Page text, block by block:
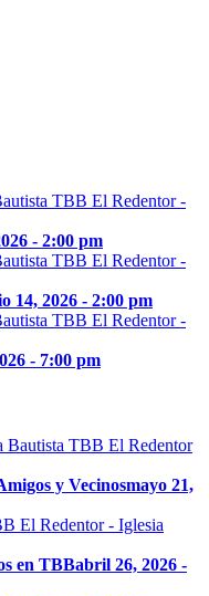
- 2:00 pm
14, 2026 - 2:00 pm
- 7:00 pm
y Vecinosmayo 21,
en TBBabril 26, 2026 -